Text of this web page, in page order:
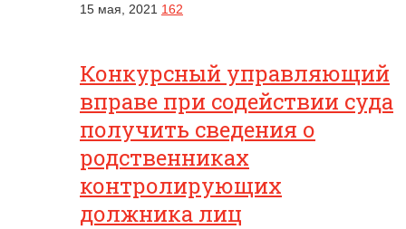
15 мая, 2021 162
Конкурсный управляющий
вправе при содействии суда
получить сведения о
родственниках
контролирующих
должника лиц